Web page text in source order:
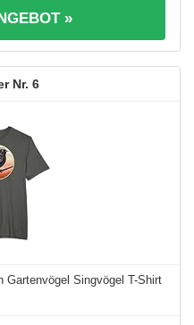
»
6
Gartenvögel Singvögel T-Shirt